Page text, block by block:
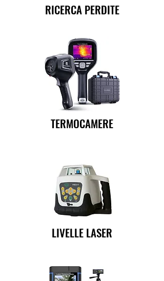
RICERCA PERDITE
TERMOCAMERE
LIVELLE LASER